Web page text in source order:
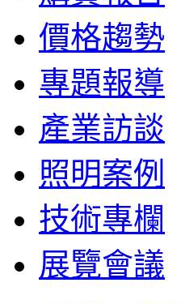
價格趨勢
專題報導
產業訪談
照明案例
技術專欄
展覽會議